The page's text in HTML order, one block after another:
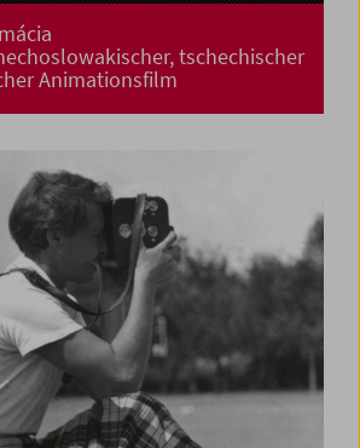
tschechischer
Animationsfilm